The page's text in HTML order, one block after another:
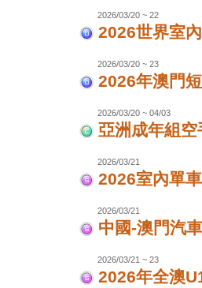
2026/03/20 ~ 22
2026世界室
2026/03/20 ~ 23
2026年澳門
2026/03/20 ~ 04/03
亞洲成年組
2026/03/21
2026室內單
2026/03/21
中國-澳門汽
2026/03/21 ~ 23
2026年全澳